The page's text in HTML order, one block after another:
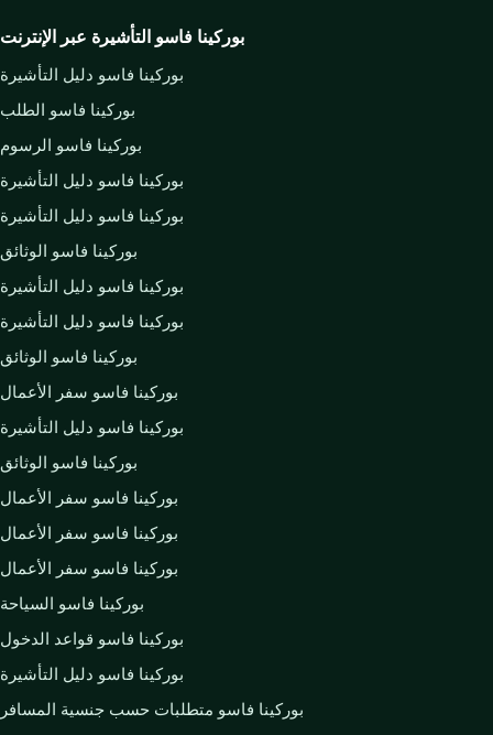
بوركينا فاسو التأشيرة عبر الإنترنت
بوركينا فاسو دليل التأشيرة
بوركينا فاسو الطلب
بوركينا فاسو الرسوم
بوركينا فاسو دليل التأشيرة
بوركينا فاسو دليل التأشيرة
بوركينا فاسو الوثائق
بوركينا فاسو دليل التأشيرة
بوركينا فاسو دليل التأشيرة
بوركينا فاسو الوثائق
بوركينا فاسو سفر الأعمال
بوركينا فاسو دليل التأشيرة
بوركينا فاسو الوثائق
بوركينا فاسو سفر الأعمال
بوركينا فاسو سفر الأعمال
بوركينا فاسو سفر الأعمال
بوركينا فاسو السياحة
بوركينا فاسو قواعد الدخول
بوركينا فاسو دليل التأشيرة
بوركينا فاسو متطلبات حسب جنسية المسافر